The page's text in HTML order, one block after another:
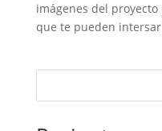
imágenes del
que te pueden